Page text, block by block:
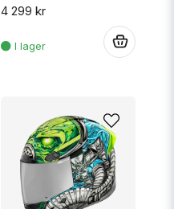
4 299 kr